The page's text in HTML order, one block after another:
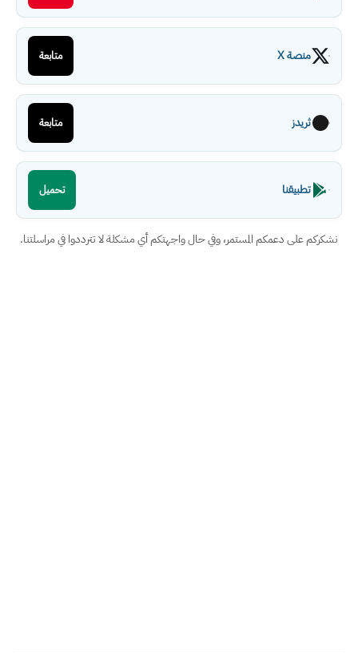
منصة X متابعة
ثريدز متابعة
تطبيقنا تحميل
نشكركم على دعمكم المستمر، وفي حال واجهتكم أي مشكلة لا تترددوا في مراسلتنا.